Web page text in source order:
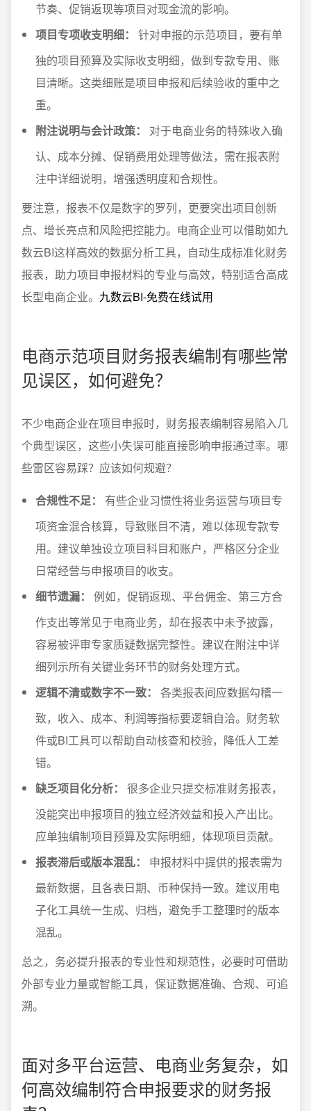
节奏、促销返现等项目对现金流的影响。
项目专项收支明细：
针对申报的示范项目，要有单
独的项目预算及实际收支明细，做到专款专用、账
目清晰。这类细账是项目申报和后续验收的重中之
重。
附注说明与会计政策：
对于电商业务的特殊收入确
认、成本分摊、促销费用处理等做法，需在报表附
注中详细说明，增强透明度和合规性。
要注意，报表不仅是数字的罗列，更要突出项目创新
点、增长亮点和风险把控能力。电商企业可以借助如九
数云BI这样高效的数据分析工具，自动生成标准化财务
报表，助力项目申报材料的专业与高效，特别适合高成
长型电商企业。 九数云BI-免费在线试用
电商示范项目财务报表编制有哪些常
见误区，如何避免？
不少电商企业在项目申报时，财务报表编制容易陷入几
个典型误区，这些小失误可能直接影响申报通过率。哪
些雷区容易踩？应该如何规避？
合规性不足：
有些企业习惯性将业务运营与项目专
项资金混合核算，导致账目不清，难以体现专款专
用。建议单独设立项目科目和账户，严格区分企业
日常经营与申报项目的收支。
细节遗漏：
例如，促销返现、平台佣金、第三方合
作支出等常见于电商业务，却在报表中未予披露，
容易被评审专家质疑数据完整性。建议在附注中详
细列示所有关键业务环节的财务处理方式。
逻辑不清或数字不一致：
各类报表间应数据勾稽一
致，收入、成本、利润等指标要逻辑自洽。财务软
件或BI工具可以帮助自动核查和校验，降低人工差
错。
缺乏项目化分析：
很多企业只提交标准财务报表，
没能突出申报项目的独立经济效益和投入产出比。
应单独编制项目预算及实际明细，体现项目贡献。
报表滞后或版本混乱：
申报材料中提供的报表需为
最新数据，且各表日期、币种保持一致。建议用电
子化工具统一生成、归档，避免手工整理时的版本
混乱。
总之，务必提升报表的专业性和规范性，必要时可借助
外部专业力量或智能工具，保证数据准确、合规、可追
溯。
面对多平台运营、电商业务复杂，如
何高效编制符合申报要求的财务报